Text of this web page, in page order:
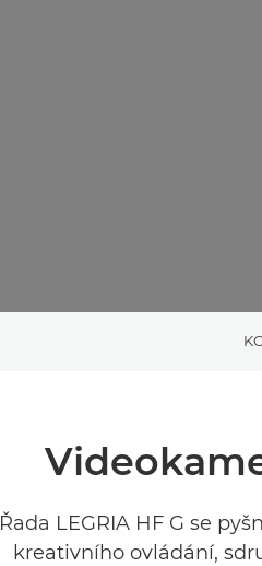
Řada LEGRIA HF G se
kreativního ovládání,